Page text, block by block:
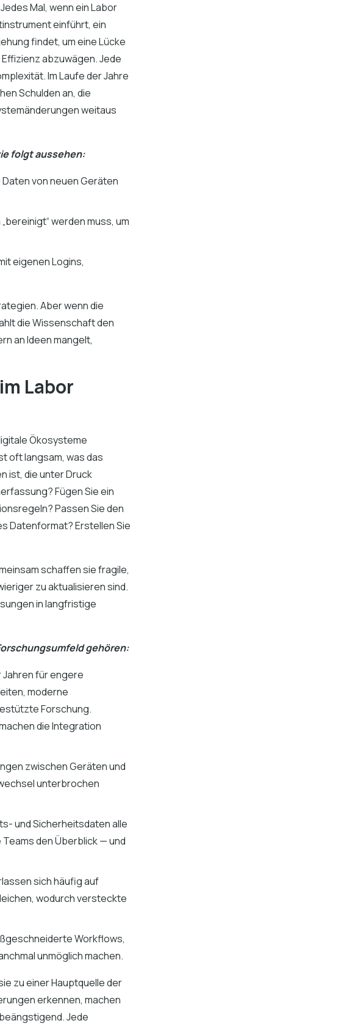
Mal, wenn ein Labor
einführt, ein
findet, um eine Lücke
abzuwägen. Jede
Im Laufe der Jahre
Schulden an, die
weitaus
folgt aussehen:
Daten von neuen Geräten
werden muss, um
eigenen Logins,
Aber wenn die
die Wissenschaft den
an Ideen mangelt,
Labor
Ökosysteme
oft langsam, was das
ist, die unter Druck
Fügen Sie ein
Passen Sie den
Datenformat? Erstellen Sie
schaffen sie fragile,
zu aktualisieren sind.
in langfristige
gehören:
Jahren für engere
moderne
Forschung.
die Integration
zwischen Geräten und
unterbrochen
und Sicherheitsdaten alle
den Überblick — und
sich häufig auf
wodurch versteckte
Workflows,
unmöglich machen.
zu einer Hauptquelle der
erkennen, machen
Jede